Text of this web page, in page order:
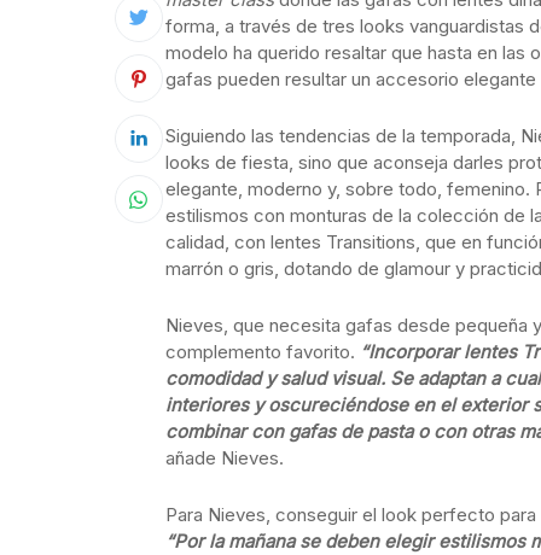
forma, a través de tres looks vanguardistas
modelo ha querido resaltar que hasta en las
gafas pueden resultar un accesorio
Siguiendo las tendencias de la temporada,
looks de fiesta, sino que aconseja darles
elegante, moderno y, sobre todo, femenino.
estilismos con monturas de la colección de
calidad, con lentes Transitions, que en
marrón o gris, dotando de glamour y
Nieves, que necesita gafas desde pequeña
complemento favorito. “Incorporar lentes
comodidad y salud visual. Se adaptan a
interiores y oscureciéndose en el exterior
combinar con gafas de pasta o con otras
añade Nieves.
Para Nieves, conseguir el look perfecto
“Por la mañana se deben elegir estilismos